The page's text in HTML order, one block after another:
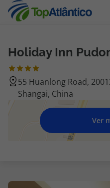
Destinos
Voos
Hotéis
Voos + Hotel
Holiday Inn
55 Huanlong Road,
Shangai, China
Ver